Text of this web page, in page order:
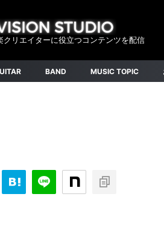
クリエイターに役立つコンテンツを配信
BAND MUSIC TOPIC